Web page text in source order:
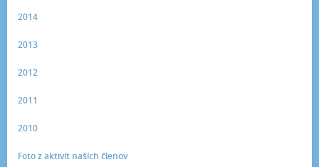
2014
2013
2012
2011
2010
Foto z aktivít naších členov